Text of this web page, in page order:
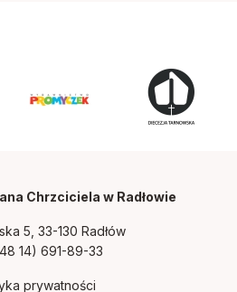
Chrzciciela w Radłowie
5, 33-130 Radłów
14) 691-89-33
prywatności